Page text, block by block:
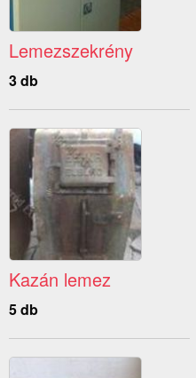
Lemezszekrény
3 db
Kazán lemez
5 db